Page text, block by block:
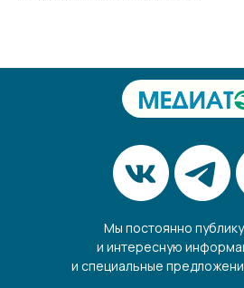
Мы постоянно
и интересную
и специальные